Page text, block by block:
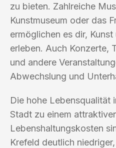
zu bieten. Zahlreiche
Kunstmuseum oder das
ermöglichen es dir,
erleben. Auch Konzerte,
und andere
Abwechslung und
Die hohe Lebensqualität
Stadt zu einem
Lebenshaltungskosten
Krefeld deutlich